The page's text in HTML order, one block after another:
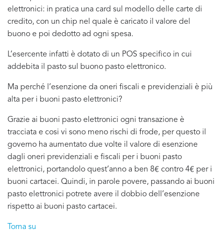
elettronici: in pratica una card sul modello delle carte di
credito, con un chip nel quale è caricato il valore del
buono e poi dedotto ad ogni spesa.
L’esercente infatti è dotato di un POS specifico in cui
addebita il pasto sul buono pasto elettronico.
Ma perché l’esenzione da oneri fiscali e previdenziali è più
alta per i buoni pasto elettronici?
Grazie ai buoni pasto elettronici ogni transazione è
tracciata e cosi vi sono meno rischi di frode, per questo il
governo ha aumentato due volte il valore di esenzione
dagli oneri previdenziali e fiscali per i buoni pasto
elettronici, portandolo quest’anno a ben 8€ contro 4€ per i
buoni cartacei. Quindi, in parole povere, passando ai buoni
pasto elettronici potrete avere il dobbio dell’esenzione
rispetto ai buoni pasto cartacei.
Torna su